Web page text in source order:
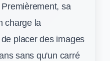
sa
charge la
placer des images
sans qu'un carré